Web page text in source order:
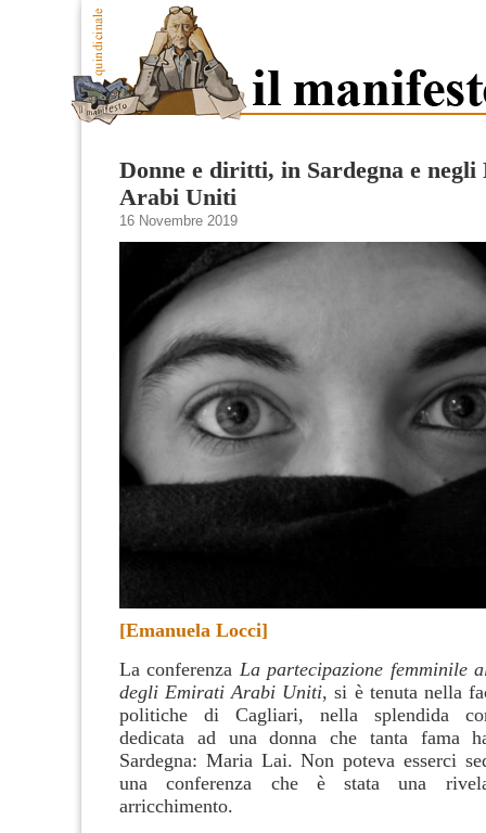
Donne e diritti, in Sardegna e
Arabi Uniti
16 Novembre 2019
[Emanuela Locci]
La conferenza La partecipazione femminile
degli Emirati Arabi Uniti, si è tenuta nella
politiche di Cagliari, nella splendida
dedicata ad una donna che tanta fama
Sardegna: Maria Lai. Non poteva esserci
una conferenza che è stata una
arricchimento.